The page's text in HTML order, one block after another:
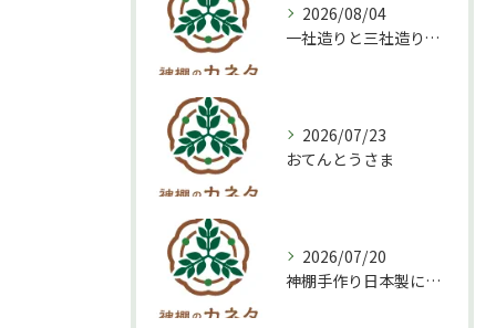
2026/08/04
一社造りと三社造り、どちらを選ぶべき？
2026/07/23
おてんとうさま
2026/07/20
神棚手作り日本製について